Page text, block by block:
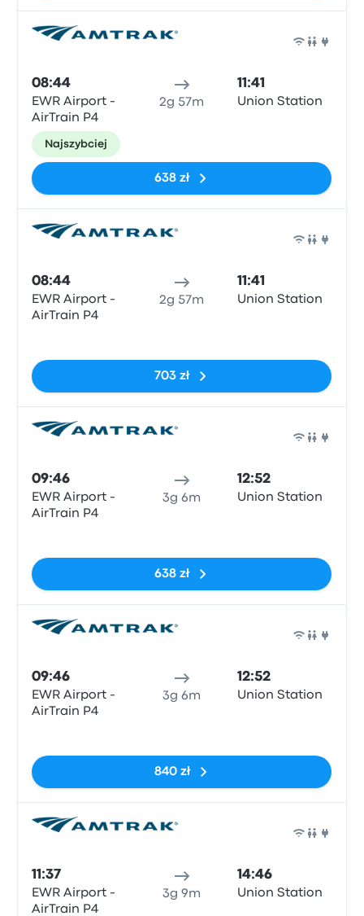
08:44
EWR Airport -
AirTrain P4
2g 57m
11:41
Union Station
Najszybciej
638 zł
08:44
EWR Airport -
AirTrain P4
2g 57m
11:41
Union Station
703 zł
09:46
EWR Airport -
AirTrain P4
3g 6m
12:52
Union Station
638 zł
09:46
EWR Airport -
AirTrain P4
3g 6m
12:52
Union Station
840 zł
11:37
EWR Airport -
AirTrain P4
3g 9m
14:46
Union Station